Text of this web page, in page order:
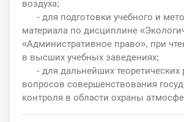
воздуха;
- для подготовки учебного и
материала по дисциплине
«Административное право», при
в высших учебных заведениях;
- для дальнейших теоретических
вопросов совершенствования
контроля в области охраны